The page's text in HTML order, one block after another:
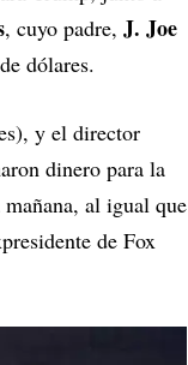
, cuyo padre, J. Joe
dólares.
y el director
dinero para la
al igual que
de Fox